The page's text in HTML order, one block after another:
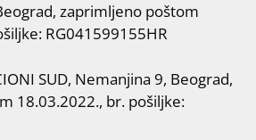
zaprimljeno poštom
RG041599155HR
SUD, Nemanjina 9, Beograd,
18.03.2022., br. pošiljke: